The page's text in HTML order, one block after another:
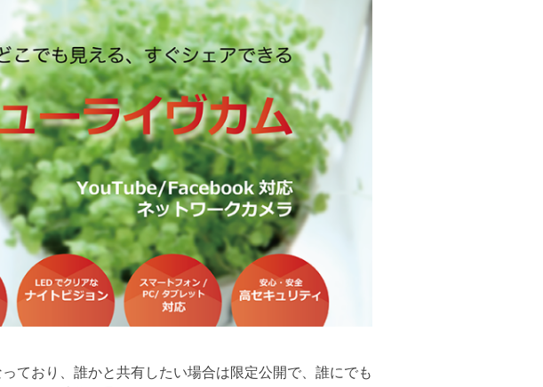
ており、誰かと共有したい場合は限定公開で、誰にでも